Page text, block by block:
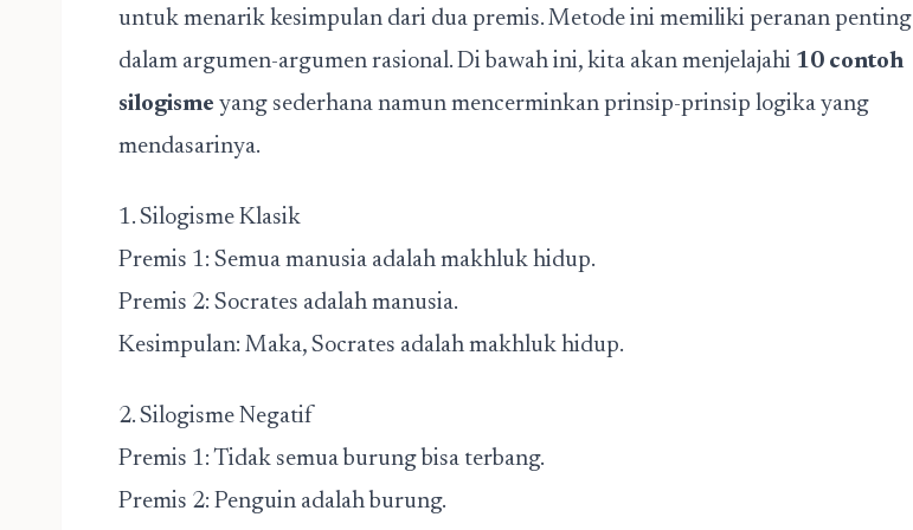
untuk menarik kesimpulan dari dua premis. Metode ini memiliki peranan penting
dalam argumen-argumen rasional. Di bawah ini, kita akan menjelajahi 10 contoh
silogisme yang sederhana namun mencerminkan prinsip-prinsip logika yang
mendasarinya.
1. Silogisme Klasik
Premis 1: Semua manusia adalah makhluk hidup.
Premis 2: Socrates adalah manusia.
Kesimpulan: Maka, Socrates adalah makhluk hidup.
2. Silogisme Negatif
Premis 1: Tidak semua burung bisa terbang.
Premis 2: Penguin adalah burung.